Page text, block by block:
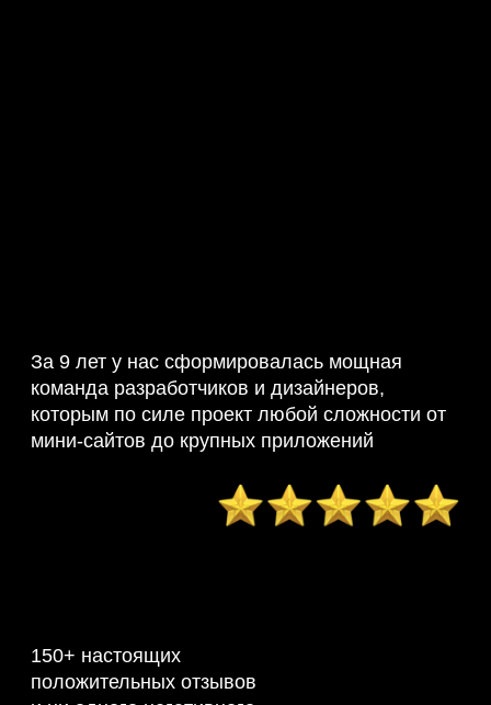
За 9 лет у нас сформировалась мощная
команда разработчиков и дизайнеров,
которым по силе проект любой сложности от
мини-сайтов до крупных приложений
150+ настоящих
положительных отзывов